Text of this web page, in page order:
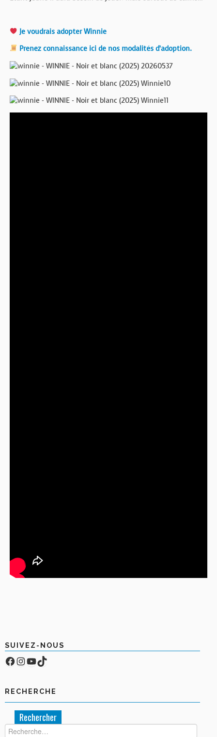
Je voudrais adopter Winnie
Prenez connaissance ici de nos modalités d’adoption.
SUIVEZ-NOUS
Facebook
Compte Instagram
YouTube
TikTok
RECHERCHE
Rechercher :